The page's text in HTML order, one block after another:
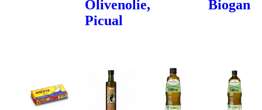
Olivenolie,
Picual
Biogan